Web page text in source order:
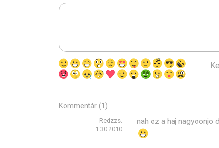
Kommentár (1)
Redzzs.
1.30.2010
nah ez a haj nagyoonjo